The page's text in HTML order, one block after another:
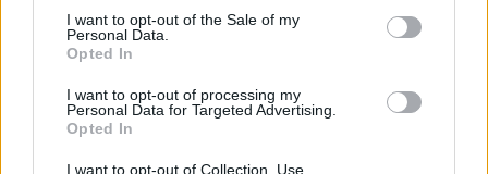
consent section.
I want to opt-out of the Sale of my
Personal Data.
Opted In
I want to opt-out of processing my
Personal Data for Targeted Advertising.
Opted In
I want to opt-out of Collection, Use,
αμνησίας - Μεταξύ άλλων, αναστηλώθηκαν και είναι
επισκέψιμα του Κολοκοτρώνη στο Λιμποβίσι, της
Σούλι, ενώ έχουν ερειπωθεί ή κατεδαφιστεί του
Παπαφλέσσα, του Μιαούλη και του Ανδρούτσου